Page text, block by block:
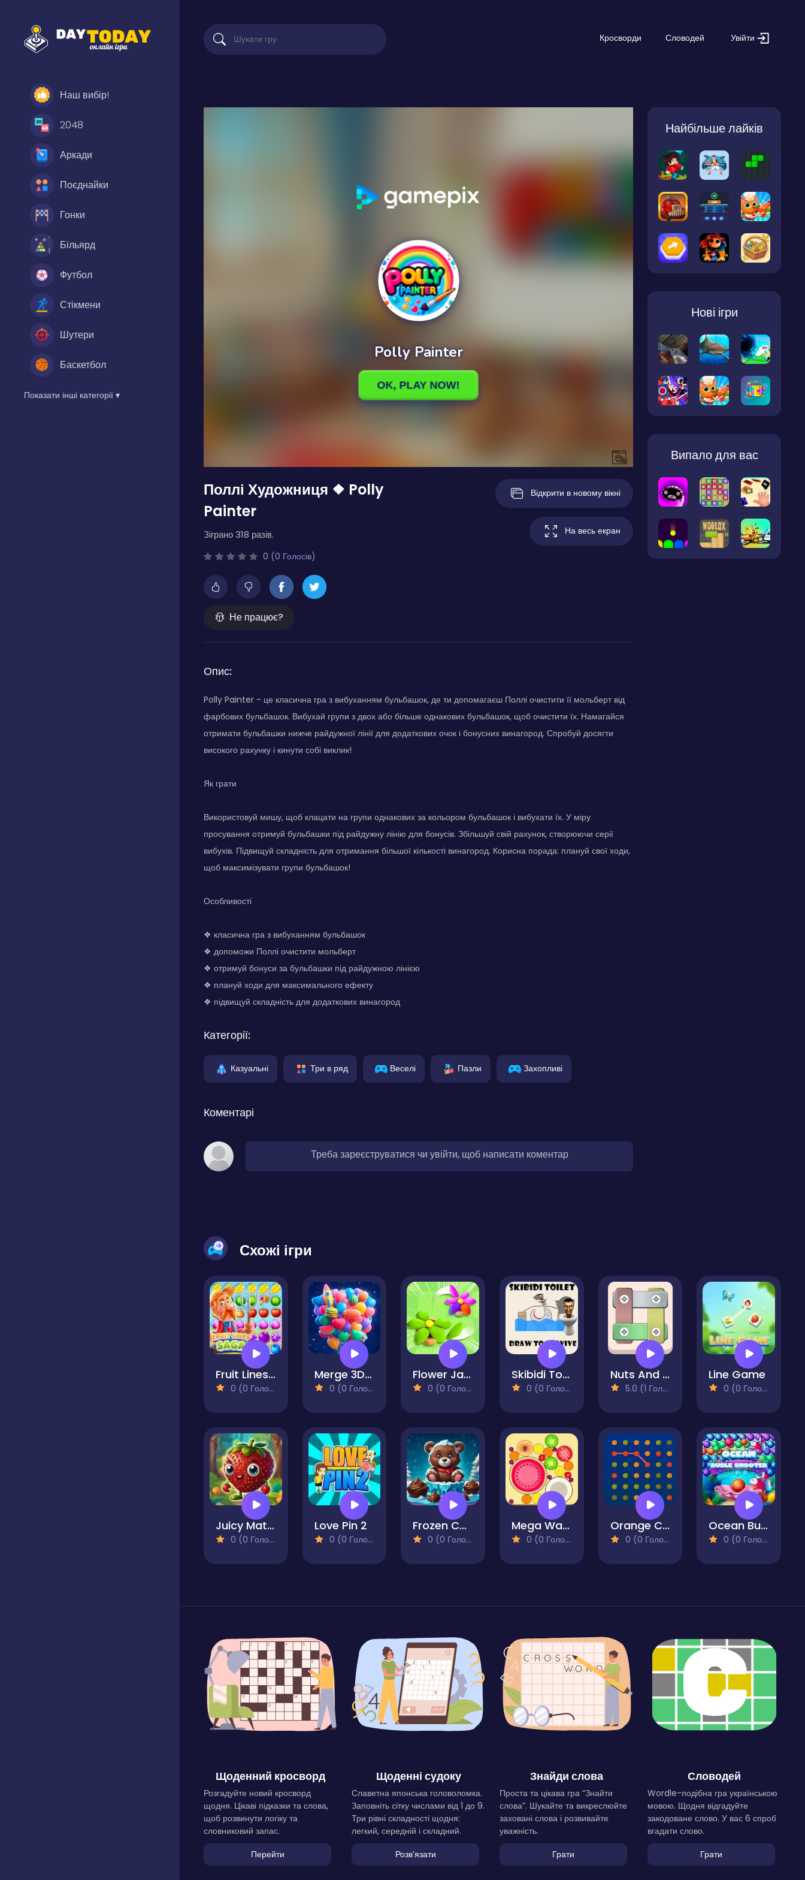
Наш вибір!
2048
Аркади
Поєднайки
Гонки
Більярд
Футбол
Стікмени
Шутери
Баскетбол
Показати інші категорії ▾
Кросворди Словодей Увійти
Поллі Художниця ❖ Polly
Painter
Зіграно 318 разів.
0 (0 Голосів)
Не працює?
Відкрити в новому вікні
На весь екран
Опис:
Polly Painter - це класична гра з вибуханням бульбашок, де ти допомагаєш Поллі очистити її мольберт від
фарбових бульбашок. Вибухай групи з двох або більше однакових бульбашок, щоб очистити їх. Намагайся
отримати бульбашки нижче райдужної лінії для додаткових очок і бонусних винагород. Спробуй досягти
високого рахунку і кинути собі виклик!
Як грати
Використовуй мишу, щоб клацати на групи однакових за кольором бульбашок і вибухати їх. У міру
просування отримуй бульбашки під райдужну лінію для бонусів. Збільшуй свій рахунок, створюючи серії
вибухів. Підвищуй складність для отримання більшої кількості винагород. Корисна порада: плануй свої ходи,
щоб максимізувати групи бульбашок!
Особливості
❖ класична гра з вибуханням бульбашок
❖ допоможи Поллі очистити мольберт
❖ отримуй бонуси за бульбашки під райдужною лінією
❖ плануй ходи для максимального ефекту
❖ підвищуй складність для додаткових винагород
Категорії:
Казуальні Три в ряд Веселі Пазли Захопливі
Коментарі
Треба зареєструватися чи увійти, щоб написати коментар
Найбільше лайків
Нові ігри
Випало для вас
Схожі ігри
Fruit Lines Saga
0 (0 Голосів)
Merge 3D - Match 3 Balloons
0 (0 Голосів)
Flower Jam
0 (0 Голосів)
Skibidi Toilet Draw to Survive
0 (0 Голосів)
Nuts And Bolts Screw Puzzle
5.0 (1 Голосів)
Line Game
0 (0 Голосів)
Juicy Match
0 (0 Голосів)
Love Pin 2
0 (0 Голосів)
Frozen Choco Quest
0 (0 Голосів)
Mega Watermelon Merge
0 (0 Голосів)
Orange Connect
0 (0 Голосів)
Ocean Bubble Shooter
0 (0 Голосів)
Щоденний кросворд
Розгадуйте новий кросворд
щодня. Цікаві підказки та слова,
щоб розвинути логіку та
словниковий запас.
Перейти
Щоденні судоку
Славетна японська головоломка.
Заповніть сітку числами від 1 до 9.
Три рівні складності щодня:
легкий, середній і складний.
Розвʼязати
Знайди слова
Проста та цікава гра “Знайти
слова”. Шукайте та викреслюйте
заховані слова і розвивайте
уважність.
Грати
Словодей
Wordle-подібна гра українською
мовою. Щодня відгадуйте
закодоване слово. У вас 6 спроб
вгадати слово.
Грати